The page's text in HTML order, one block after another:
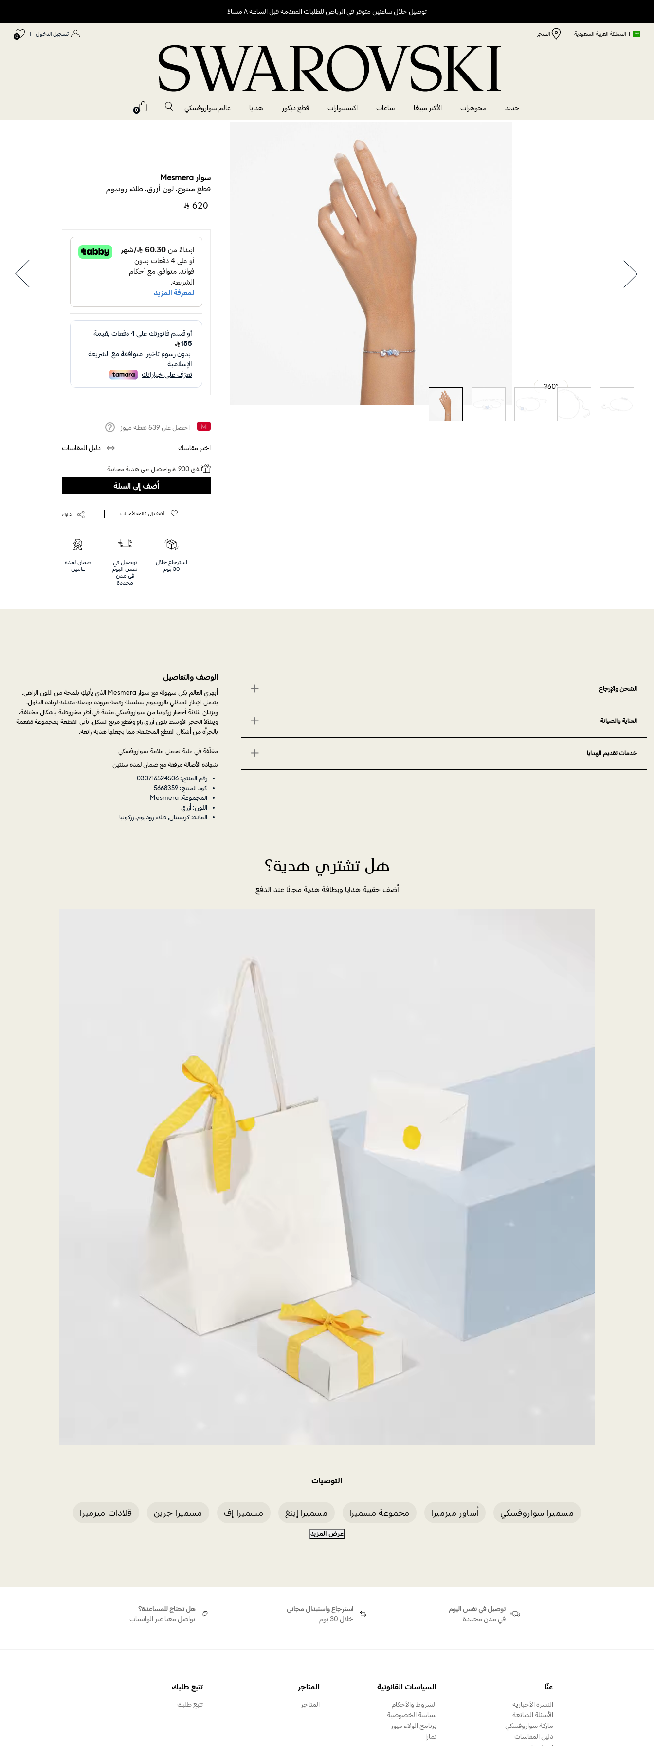
توصيل خلال ساعتين متوفر في الرياض للطلبات المقدمة قبل الساعة ٨ مساءً
| المملكة العربية السعودية المتجر تسجيل الدخول |
0
جديد مجوهرات الأكثر مبيعًا ساعات اكسسوارات قطع ديكور هدايا عالم سواروفسكي 0
سوار Mesmera
قطع متنوع، لون أزرق، طلاء روديوم
‎ ⃁ ⁦620⁩ ‎
احصل على 539 نقطة ميوز
اختر مقاسك
دليل المقاسات
أنفق 900 ⃁ واحصل على هدية مجانية
أضف إلى السلة
أضف إلى قائمة الأمنيات شارك
استرجاع خلال
30 يوم
توصيل في
نفس اليوم
في مدن
محددة
ضمان لمدة
عامين
الشحن والإرجاع
العناية والصيانة
خدمات تقديم الهدايا
الوصف والتفاصيل
أبهري العالم بكل سهولة مع سوار Mesmera الذي يأتيكِ بلمحة من اللون الزاهي.
يتصل الإطار المطلي بالروديوم بسلسلة رفيعة مزودة بوصلة متدلية لزيادة الطول،
ويزدان بثلاثة أحجار زركونيا من سواروفسكي مثبتة في أطر مخروطية بأشكال مختلفة،
ويتلألأ الحجر الأوسط بلون أزرق زاهٍ وقطع مربع الشكل. تأتي القطعة بمجموعة مُفعمة
بالجرأة من أشكال القطع المختلفة؛ مما يجعلها هدية رائعة.
مغلّفة في علبة تحمل علامة سواروفسكي
شهادة الأصالة مرفقة مع ضمان لمدة سنتين
رقم المنتج: 030716524506
كود المنتج: 5668359
المجموعة: Mesmera
اللون: أزرق
المادة: كريستال, طلاء روديوم, زركونيا
هل تشتري هدية؟
أضف حقيبة هدايا وبطاقة هدية مجانًا عند الدفع
التوصيات
مسميرا سواروفسكي أساور ميزميرا مجموعة مسميرا مسميرا إينغ مسميرا إف مسميرا جرين قلادات ميزميرا
عرض المزيد
توصيل في نفس اليوم
في مدن محددة
استرجاع واستبدال مجاني
خلال 30 يوم
هل تحتاج للمساعدة؟
تواصل معنا عبر الواتساب
عنّا
النشرة الأخبارية
الأسئلة الشائعة
ماركة سواروفسكي
دليل المقاسات
السياسات القانونية
الشروط والأحكام
سياسة الخصوصية
برنامج الولاء ميوز
تمارا
المتاجر
المتاجر
تتبع طلبك
تتبع طلبك